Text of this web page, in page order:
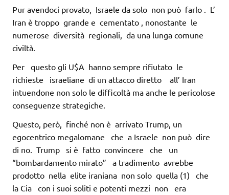
Pur avendoci provato, Israele da solo non può farlo . L’
Iran è troppo grande e cementato , nonostante le
numerose diversità regionali, da una lunga comune
civiltà.
Per questo gli U$A hanno sempre rifiutato le
richieste israeliane di un attacco diretto all’ Iran
intuendone non solo le difficoltà ma anche le pericolose
conseguenze strategiche.
Questo, però, finché non è arrivato Trump, un
egocentrico megalomane che a Israele non può dire
di no. Trump si è fatto convincere che un
“bombardamento mirato” a tradimento avrebbe
prodotto nella elite iraniana non solo quella (1) che
la Cia con i suoi soliti e potenti mezzi non era